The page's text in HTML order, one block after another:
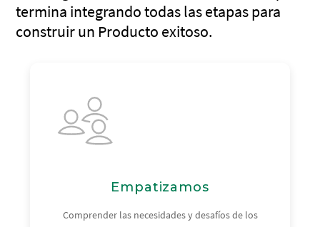
termina integrando todas las etapas para
construir un Producto exitoso.
Empatizamos
Comprender las necesidades y desafíos de los